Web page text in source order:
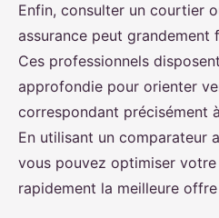
Enfin, consulter un courtier
assurance peut grandement
Ces professionnels
approfondie pour orienter
correspondant précisément
En utilisant un comparateur
vous pouvez optimiser
rapidement la meilleure